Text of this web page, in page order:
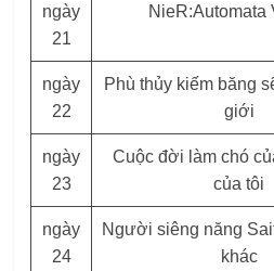
ngày
21
NieR:Automata
ngày
22
Phù thủy kiếm băng
giới
ngày
23
Cuộc đời làm chó
của tôi
ngày
24
Người siêng năng
khác